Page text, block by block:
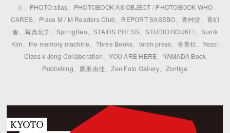
カ、PHOTO atlas、PHOTOBOOK AS OBJECT / PHOTOBOOK WHO
CARES、Place M / M Readers Club、REPORT SASEBO、青艸堂、青幻
舎、写真化学、SpringBao、STAIRS PRESS、STUDIO BOUKEI、Sunik
Kim、the memory machine、Three Books、torch press、冬青社、Yezoi
Class x Jong Collaboration、YOU ARE HERE、YAMADA Book
Publishing、鷹巣由佳、Zen Foto Gallery、Zontiga